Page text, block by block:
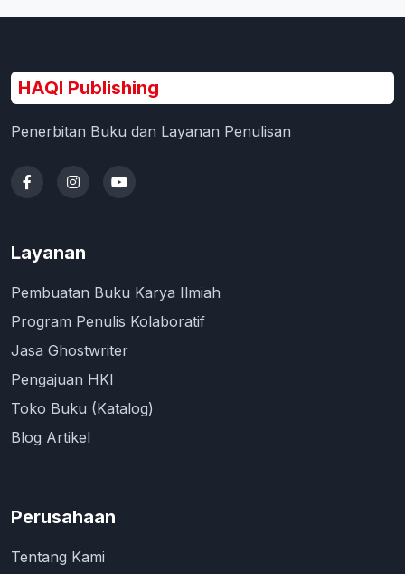
HAQI Publishing
Penerbitan Buku dan Layanan Penulisan
Layanan
Pembuatan Buku Karya Ilmiah
Program Penulis Kolaboratif
Jasa Ghostwriter
Pengajuan HKI
Toko Buku (Katalog)
Blog Artikel
Perusahaan
Tentang Kami